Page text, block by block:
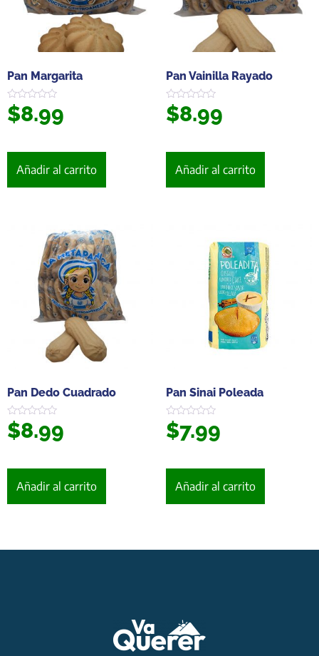
Pan Margarita
Valorado
en
$8.99
Añadir al carrito
Pan Vainilla Rayado
Valorado
en
$8.99
Añadir al carrito
Pan Dedo Cuadrado
Valorado
en
$8.99
Añadir al carrito
Pan Sinai Poleada
Valorado
en
$7.99
Añadir al carrito